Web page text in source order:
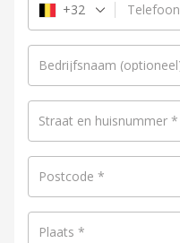
Telefoon
+32
Bedrijfsnaam
Straat en huisnummer *
Postcode *
Plaats *